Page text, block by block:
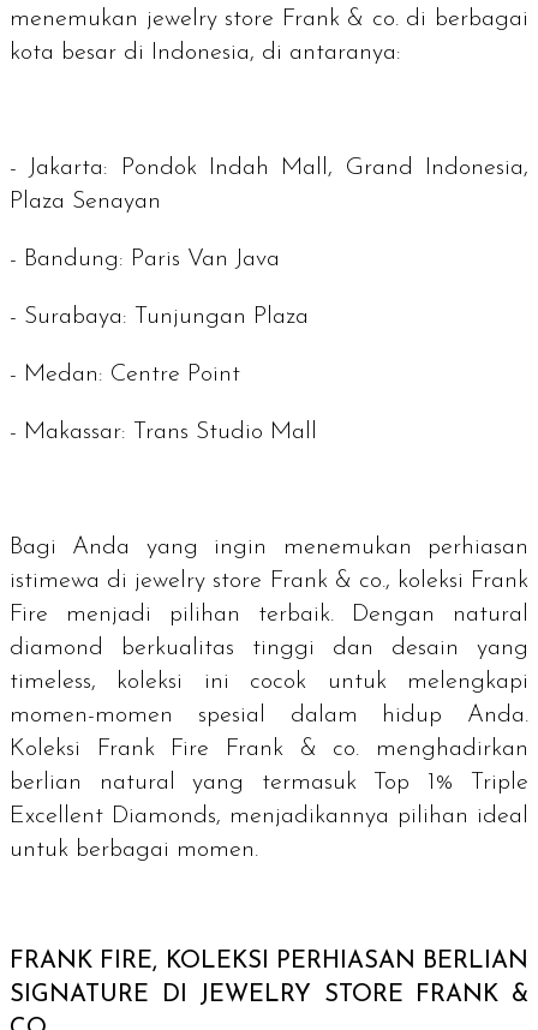
menemukan jewelry store Frank & co. di berbagai
kota besar di Indonesia, di antaranya:
- Jakarta: Pondok Indah Mall, Grand Indonesia,
Plaza Senayan
- Bandung: Paris Van Java
- Surabaya: Tunjungan Plaza
- Medan: Centre Point
- Makassar: Trans Studio Mall
Bagi Anda yang ingin menemukan perhiasan
istimewa di jewelry store Frank & co., koleksi Frank
Fire menjadi pilihan terbaik. Dengan natural
diamond berkualitas tinggi dan desain yang
timeless, koleksi ini cocok untuk melengkapi
momen-momen spesial dalam hidup Anda.
Koleksi Frank Fire Frank & co. menghadirkan
berlian natural yang termasuk Top 1% Triple
Excellent Diamonds, menjadikannya pilihan ideal
untuk berbagai momen.
FRANK FIRE, KOLEKSI PERHIASAN BERLIAN
SIGNATURE DI JEWELRY STORE
FRANK &